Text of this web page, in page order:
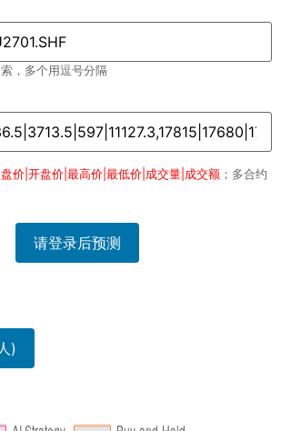
，多个用逗号分隔
价|开盘价|最高价|最低价|成交量|成交额 ；多合约
请登录后预测
)